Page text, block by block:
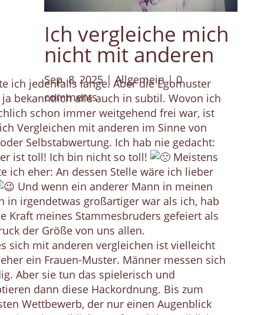
Ich vergleiche mich
nicht mit anderen
Sep. 8, 2025| Allgemein|0
comments
ich jedenfalls lange. Aber die Egomuster
ja bekanntlich alle auch in subtil. Wovon ich
schon immer weitgehend frei war, ist
Vergleichen mit anderen im Sinne von
Selbstabwertung. Ich hab nie gedacht:
ist toll! Ich bin nicht so toll!
Meistens
ich eher: An dessen Stelle wäre ich lieber
Und wenn ein anderer Mann in meinen
in irgendetwas großartiger war als ich, hab
Kraft meines Stammesbruders gefeiert als
der Größe von uns allen.
sich mit anderen vergleichen ist vielleicht
ein Frauen-Muster. Männer messen sich
Aber sie tun das spielerisch und
dann diese Hackordnung. Bis zum
Wettbewerb, der nur einen Augenblick